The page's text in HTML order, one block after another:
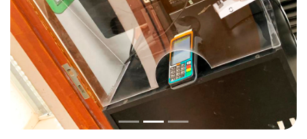
TECIDO
CORRIDO
E
CENTRALIZADO
ESTAMPARIA
DIGITAL
DE
PRODUTO
EM
TECIDO